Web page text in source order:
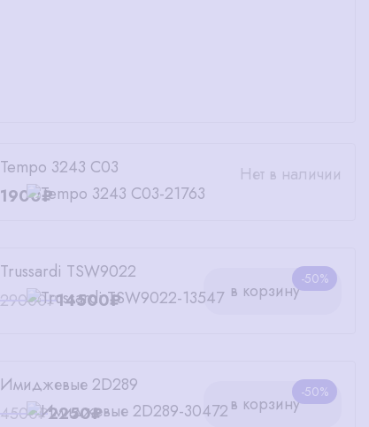
Tempo 3243 C03
1900₽
Нет в наличии
-50%
Trussardi TSW9022
29000₽14500₽ в корзину
-50%
Имиджевые 2D289
4500₽2250₽ в корзину